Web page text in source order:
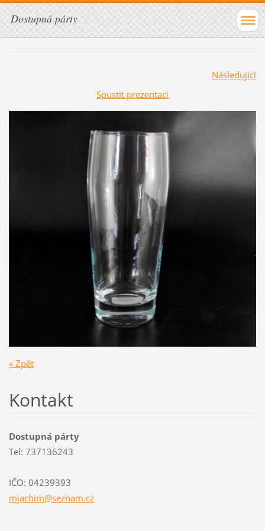
Dostupná párty
Následující
Spustit prezentaci
« Zpět
Kontakt
Dostupná párty
Tel: 737136243
IČO: 04239393
mjachim@seznam.cz